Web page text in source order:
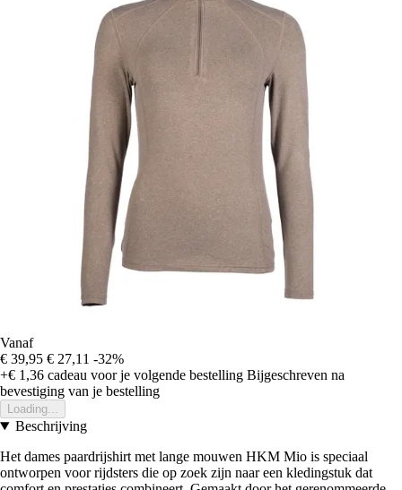
Vanaf
€ 39,95 € 27,11 -32%
+€ 1,36 cadeau voor je volgende bestelling Bijgeschreven na
bevestiging van je bestelling
Loading...
Beschrijving
Het dames paardrijshirt met lange mouwen HKM Mio is speciaal
ontworpen voor rijdsters die op zoek zijn naar een kledingstuk dat